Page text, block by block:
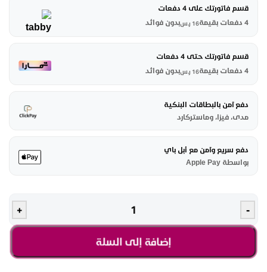
قسم فاتورتك على 4 دفعات
4 دفعات بقيمة
16 ر.سبدون فوائد
قسم فاتورتك حتى 4 دفعات
4 دفعات بقيمة
16 ر.سبدون فوائد
دفع آمن بالبطاقات البنكية
مدى، فيزا، وماستركارد
دفع سريع وآمن مع أبل باي
بواسطة Apple Pay
-
+
إضافة إلى السلة